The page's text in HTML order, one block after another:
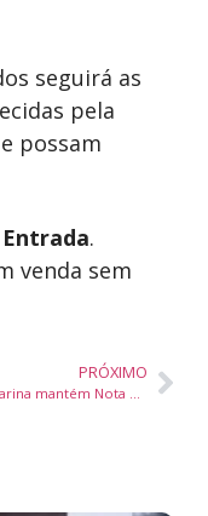
seguirá as
pela
possam
.
venda sem
PRÓXIMO
Santa Catarina mantém Nota A do Tesouro Nacional e alcança cinco anos consecutivos de excelência fiscal